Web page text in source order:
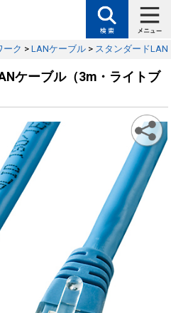
ーク > LANケーブル > スタンダードLAN
ケーブル（3m・ライトブ